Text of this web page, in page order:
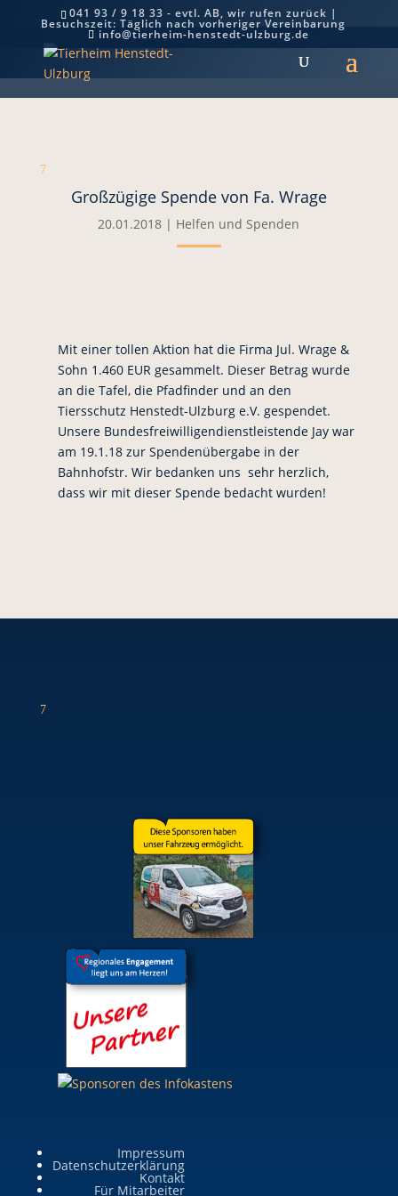
041 93 / 9 18 33 - evtl. AB, wir rufen zurück |
Besuchszeit: Täglich nach vorheriger Vereinbarung
info@tierheim-henstedt-ulzburg.de
Großzügige Spende von Fa. Wrage
7
Großzügige Spende von Fa. Wrage
20.01.2018 | Helfen und Spenden
Mit einer tollen Aktion hat die Firma Jul. Wrage &
Sohn 1.460 EUR gesammelt. Dieser Betrag wurde
an die Tafel, die Pfadfinder und an den
Tiersschutz Henstedt-Ulzburg e.V. gespendet.
Unsere Bundesfreiwilligendienstleistende Jay war
am 19.1.18 zur Spendenübergabe in der
Bahnhofstr. Wir bedanken uns sehr herzlich,
dass wir mit dieser Spende bedacht wurden!
7
Impressum
Datenschutzerklärung
Kontakt
Für Mitarbeiter